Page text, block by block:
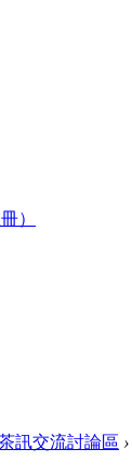
）
訊交流討論區 ›